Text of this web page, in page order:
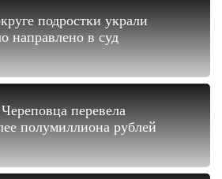
подростки украли
направлено в суд
перевела
полумиллиона рублей